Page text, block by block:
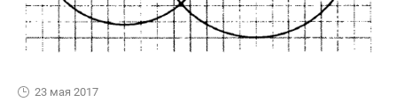
23 мая 2017